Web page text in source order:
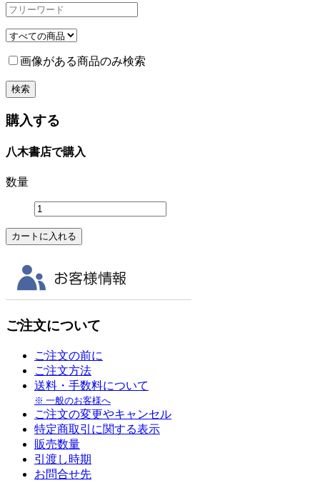
画像がある商品のみ検索
購入する
八木書店で購入
数量
ご注文について
ご注文の前に
ご注文方法
送料・手数料について
※ 一般のお客様へ
ご注文の変更やキャンセル
特定商取引に関する表示
販売数量
引渡し時期
お問合せ先